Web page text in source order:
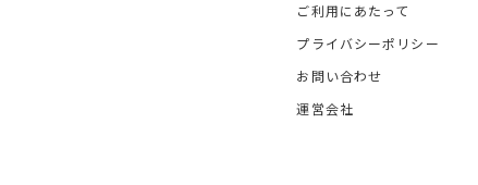
ご利用にあたって
プライバシーポリシー
お問い合わせ
運営会社